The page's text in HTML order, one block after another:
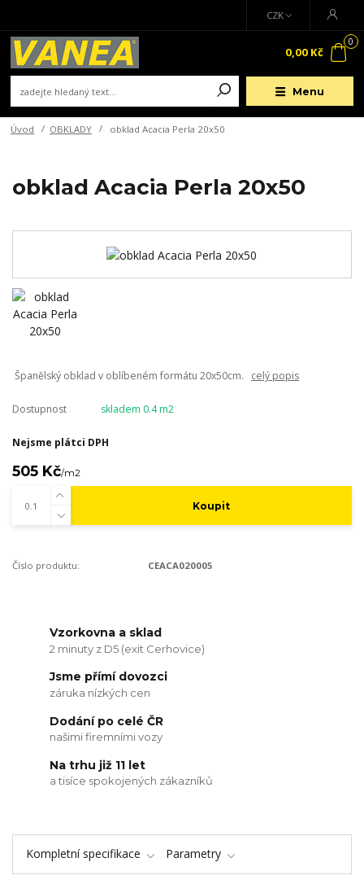
Menu
CZK
0
0,00 Kč
Úvod OBKLADY obklad Acacia Perla 20x50
obklad Acacia Perla 20x50
Španělský obklad v oblíbeném formátu 20x50cm. celý popis
Dostupnost skladem 0.4 m2
Nejsme plátci DPH
505 Kč/m2
Koupit
Číslo produktu: CEACA020005
Vzorkovna a sklad
2 minuty z D5 (exit Cerhovice)
Jsme přímí dovozci
záruka nízkých cen
Dodání po celé ČR
našimi firemními vozy
Na trhu již 11 let
a tisíce spokojených zákazníků
Kompletní specifikace Parametry